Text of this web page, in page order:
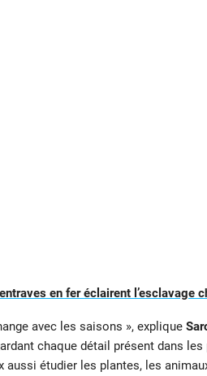
en fer éclairent l’esclavage
avec les saisons », explique
chaque détail présent dans
aussi étudier les plantes, les